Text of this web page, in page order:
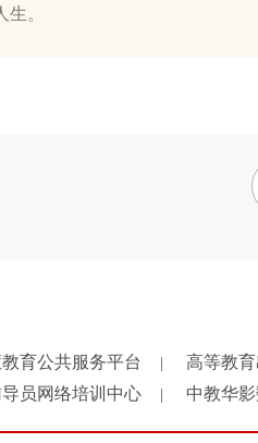
育公共服务平台 高等教
员网络培训中心 中教华